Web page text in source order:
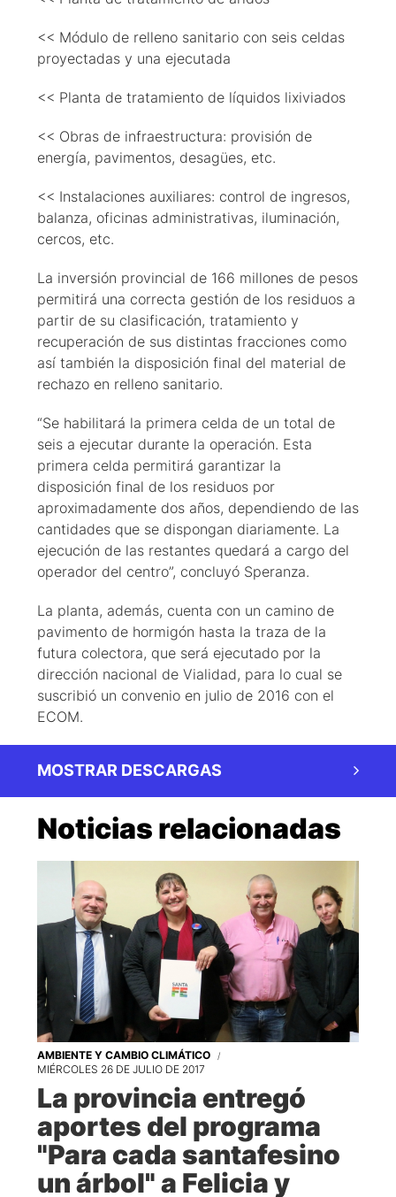
<< Módulo de relleno sanitario con seis celdas
proyectadas y una ejecutada
<< Planta de tratamiento de líquidos lixiviados
<< Obras de infraestructura: provisión de
energía, pavimentos, desagües, etc.
<< Instalaciones auxiliares: control de ingresos,
balanza, oficinas administrativas, iluminación,
cercos, etc.
La inversión provincial de 166 millones de pesos
permitirá una correcta gestión de los residuos a
partir de su clasificación, tratamiento y
recuperación de sus distintas fracciones como
así también la disposición final del material de
rechazo en relleno sanitario.
“Se habilitará la primera celda de un total de
seis a ejecutar durante la operación. Esta
primera celda permitirá garantizar la
disposición final de los residuos por
aproximadamente dos años, dependiendo de las
cantidades que se dispongan diariamente. La
ejecución de las restantes quedará a cargo del
operador del centro”, concluyó Speranza.
La planta, además, cuenta con un camino de
pavimento de hormigón hasta la traza de la
futura colectora, que será ejecutado por la
dirección nacional de Vialidad, para lo cual se
suscribió un convenio en julio de 2016 con el
ECOM.
MOSTRAR DESCARGAS
Noticias relacionadas
AMBIENTE Y CAMBIO CLIMÁTICO
MIÉRCOLES 26 DE JULIO DE 2017
La provincia entregó
aportes del programa
"Para cada santafesino
un árbol" a Felicia y